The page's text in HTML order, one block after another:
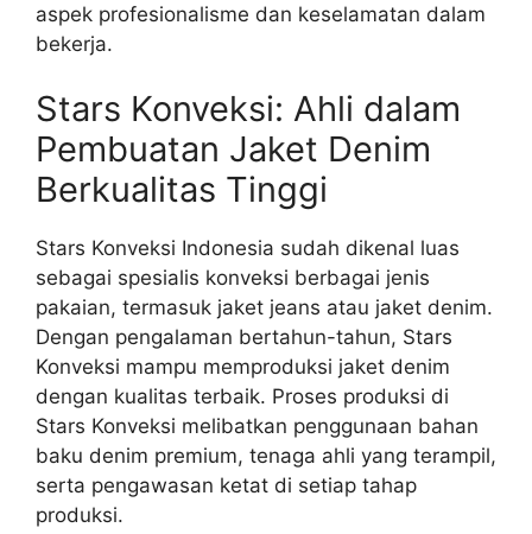
aspek profesionalisme dan keselamatan dalam
bekerja.
Stars Konveksi: Ahli dalam
Pembuatan Jaket Denim
Berkualitas Tinggi
Stars Konveksi Indonesia sudah dikenal luas
sebagai spesialis konveksi berbagai jenis
pakaian, termasuk jaket jeans atau jaket denim.
Dengan pengalaman bertahun-tahun, Stars
Konveksi mampu memproduksi jaket denim
dengan kualitas terbaik. Proses produksi di
Stars Konveksi melibatkan penggunaan bahan
baku denim premium, tenaga ahli yang terampil,
serta pengawasan ketat di setiap tahap
produksi.